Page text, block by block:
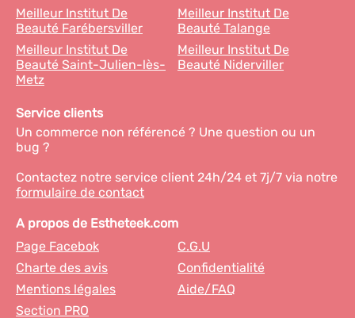
Meilleur Institut De
Beauté Farébersviller
Meilleur Institut De
Beauté Talange
Meilleur Institut De
Beauté Saint-Julien-lès-
Metz
Meilleur Institut De
Beauté Niderviller
Service clients
Un commerce non référencé ? Une question ou un
bug ?
Contactez notre service client 24h/24 et 7j/7 via notre
formulaire de contact
A propos de Estheteek.com
Page Facebok
C.G.U
Charte des avis
Confidentialité
Mentions légales
Aide/FAQ
Section PRO